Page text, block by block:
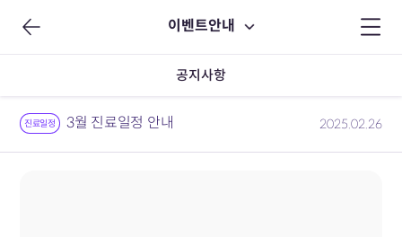
이벤트안내
공지사항
진료일정 3월 진료일정 안내 2025.02.26